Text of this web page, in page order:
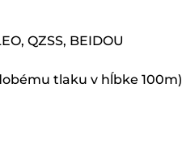
QZSS, BEIDOU
tlaku v hĺbke 100m)